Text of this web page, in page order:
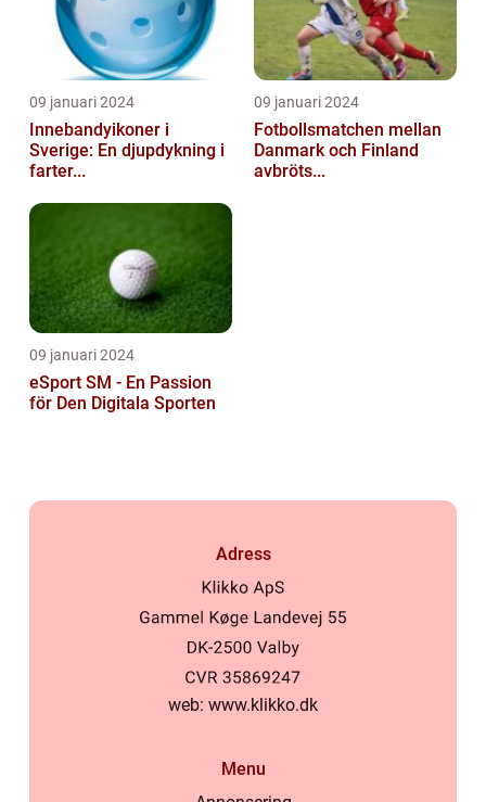
09 januari 2024
Innebandyikoner i
Sverige: En djupdykning i
farter...
09 januari 2024
Fotbollsmatchen mellan
Danmark och Finland
avbröts...
09 januari 2024
eSport SM - En Passion
för Den Digitala Sporten
Adress
web: www.klikko.dk
Menu